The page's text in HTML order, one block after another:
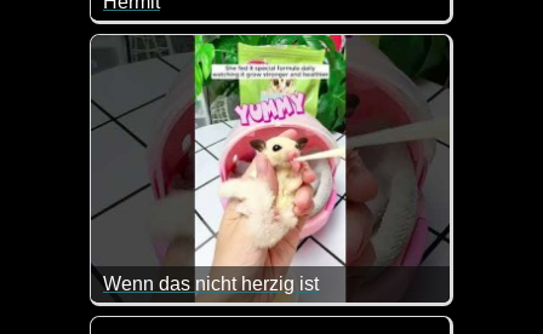
Wenn du dieses Video gesehen hast, wirst du nie
Wenn das nicht herzig ist
Kaum zu glauben wie mini klein das Tierchen war.